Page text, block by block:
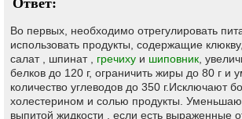
Ответ:
Во первых, необходимо отрегулировать
использовать продукты, содержащие клюкву,
салат , шпинат , гречиху и шиповник ,
белков до 120 г, ограничить жиры до 80 г и
количество углеводов до 350 г.Исключают
холестерином и солью продукты.
выпитой жидкости , если есть выраженные